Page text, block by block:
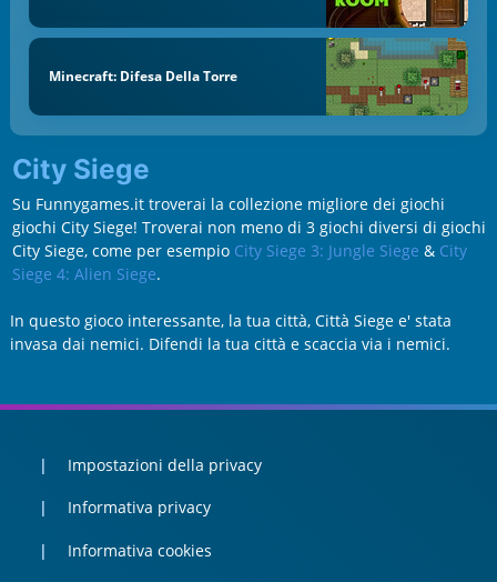
Minecraft: Difesa Della Torre
City Siege
Su Funnygames.it troverai la collezione migliore dei giochi
giochi City Siege! Troverai non meno di 3 giochi diversi di giochi
City Siege, come per esempio City Siege 3: Jungle Siege & City
Siege 4: Alien Siege.
In questo gioco interessante, la tua città, Città Siege e' stata
invasa dai nemici. Difendi la tua città e scaccia via i nemici.
Impostazioni della privacy
Informativa privacy
Informativa cookies